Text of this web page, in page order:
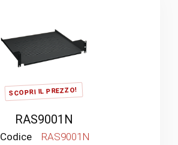
SCOPRI IL PREZZO!
RAS9001N
Codice
RAS9001N